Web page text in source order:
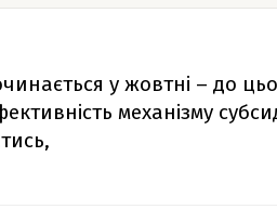
у жовтні – до
механізму